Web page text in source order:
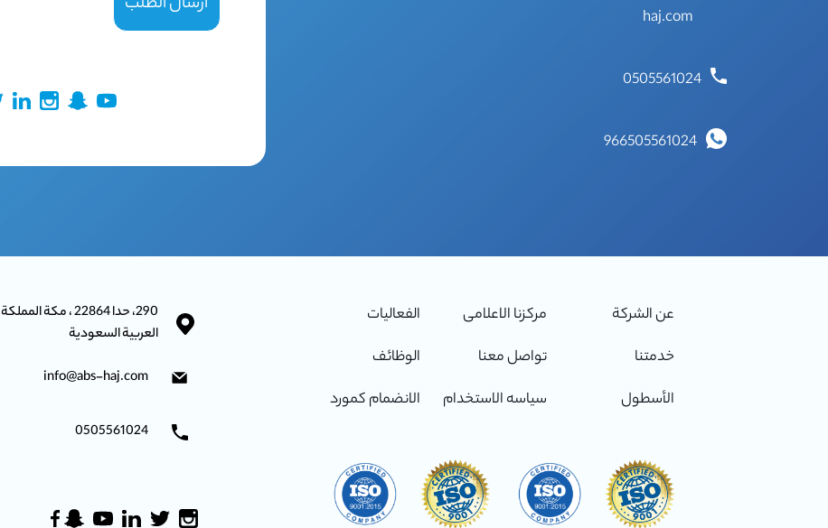
haj.com
0505561024
966505561024
عن الشركة
خدمتنا
الأسطول
مركزنا الاعلامى
تواصل معنا
سياسه الاستخدام
الفعاليات
الوظائف
الانضمام كمورد
290، حدا 22864 ، مكة المملكة
العربية السعودية
info@abs-haj.com
0505561024